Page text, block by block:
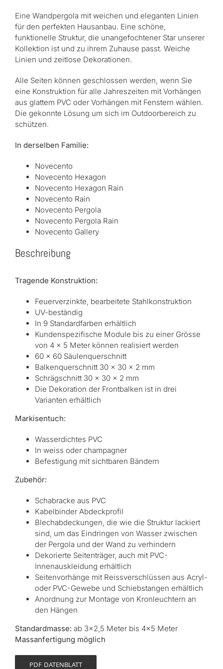
Eine Wandpergola mit weichen und eleganten Linien
für den perfekten Hausanbau. Eine schöne,
funktionelle Struktur, die unangefochtener Star unserer
Kollektion ist und zu ihrem Zuhause passt. Weiche
Linien und zeitlose Dekorationen.
Alle Seiten können geschlossen werden, wenn Sie
eine Konstruktion für alle Jahreszeiten mit Vorhängen
aus glattem PVC oder Vorhängen mit Fenstern wählen.
Die gekonnte Lösung um sich im Outdoorbereich zu
schützen.
In derselben Familie:
Novecento
Novecento Hexagon
Novecento Hexagon Rain
Novecento Rain
Novecento Pergola
Novecento Pergola Rain
Novecento Gallery
Beschreibung
Tragende Konstruktion:
Feuerverzinkte, bearbeitete Stahlkonstruktion
UV-beständig
In 9 Standardfarben erhältlich
Kundenspezifische Module bis zu einer Grösse
von 4 x 5 Meter können realisiert werden
60 x 60 Säulenquerschnitt
Balkenquerschnitt 30 x 30 x 2 mm
Schrägschnitt 30 x 30 x 2 mm
Die Dekoration der Frontbalken ist in drei
Varianten erhältlich
Markisentuch:
Wasserdichtes PVC
In weiss oder champagner
Befestigung mit sichtbaren Bändern
Zubehör:
Schabracke aus PVC
Kabelbinder Abdeckprofil
Blechabdeckungen, die wie die Struktur lackiert
sind, um das Eindringen von Wasser zwischen
der Pergola und der Wand zu verhindern
Dekorierte Seitenträger, auch mit PVC-
Innenauskleidung erhältlich
Seitenvorhänge mit Reissverschlüssen aus Acryl-
oder PVC-Gewebe und Schiebstangen erhältlich
Anordnung zur Montage von Kronleuchtern an
den Hängen
Standardmasse: ab 3×2,5 Meter bis 4×5 Meter
Massanfertigung möglich
PDF DATENBLATT